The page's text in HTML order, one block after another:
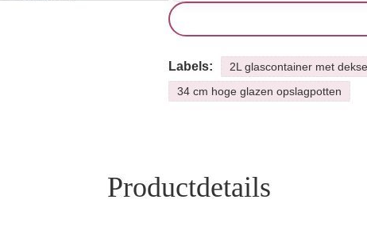
Labels: 2L glascontainer met
34 cm hoge glazen opslagpotten
Productdetails